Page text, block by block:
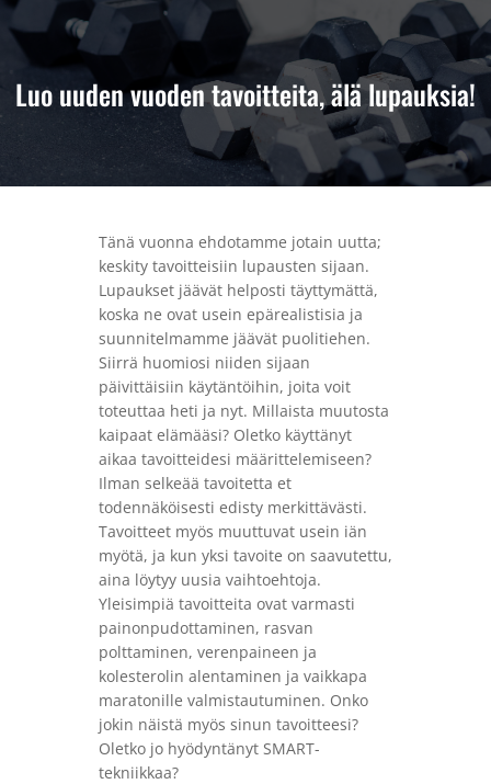
Luo uuden vuoden tavoitteita, älä lupauksia!
Tänä vuonna ehdotamme jotain uutta;
keskity tavoitteisiin lupausten sijaan.
Lupaukset jäävät helposti täyttymättä,
koska ne ovat usein epärealistisia ja
suunnitelmamme jäävät puolitiehen.
Siirrä huomiosi niiden sijaan
päivittäisiin käytäntöihin, joita voit
toteuttaa heti ja nyt. Millaista muutosta
kaipaat elämääsi? Oletko käyttänyt
aikaa tavoitteidesi määrittelemiseen?
Ilman selkeää tavoitetta et
todennäköisesti edisty merkittävästi.
Tavoitteet myös muuttuvat usein iän
myötä, ja kun yksi tavoite on saavutettu,
aina löytyy uusia vaihtoehtoja.
Yleisimpiä tavoitteita ovat varmasti
painonpudottaminen, rasvan
polttaminen, verenpaineen ja
kolesterolin alentaminen ja vaikkapa
maratonille valmistautuminen. Onko
jokin näistä myös sinun tavoitteesi?
Oletko jo hyödyntänyt SMART-
tekniikkaa?